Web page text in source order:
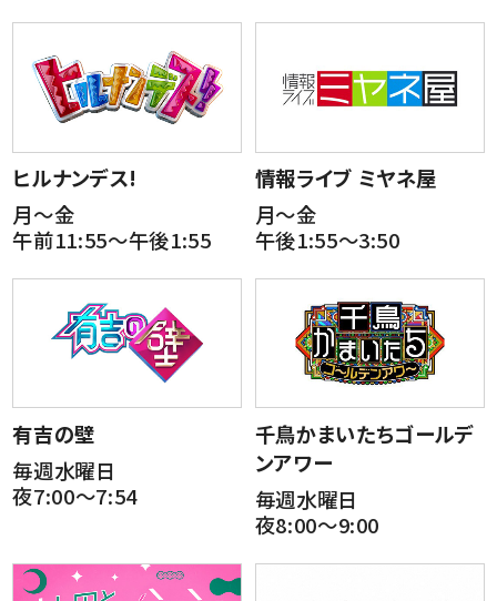
ヒルナンデス!
月～金
午前11:55～午後1:55
情報ライブ ミヤネ屋
月～金
午後1:55～3:50
有吉の壁
毎週水曜日
夜7:00～7:54
千鳥かまいたちゴールデ
ンアワー
毎週水曜日
夜8:00～9:00